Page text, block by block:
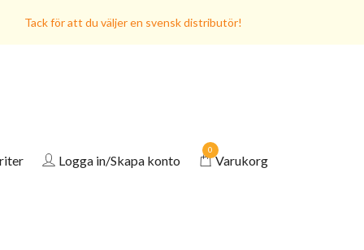
Tack för att du väljer en svensk distributör!
Logga in/Skapa konto
0
Varukorg